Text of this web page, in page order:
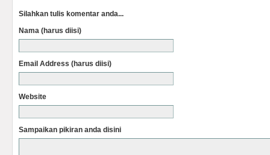
Silahkan tulis komentar anda...
Nama (harus diisi)
Email Address (harus diisi)
Website
Sampaikan pikiran anda disini